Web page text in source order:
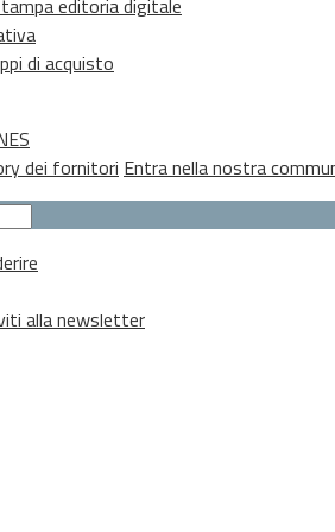
editoria digitale
di acquisto
Entra nella nostra
alla newsletter